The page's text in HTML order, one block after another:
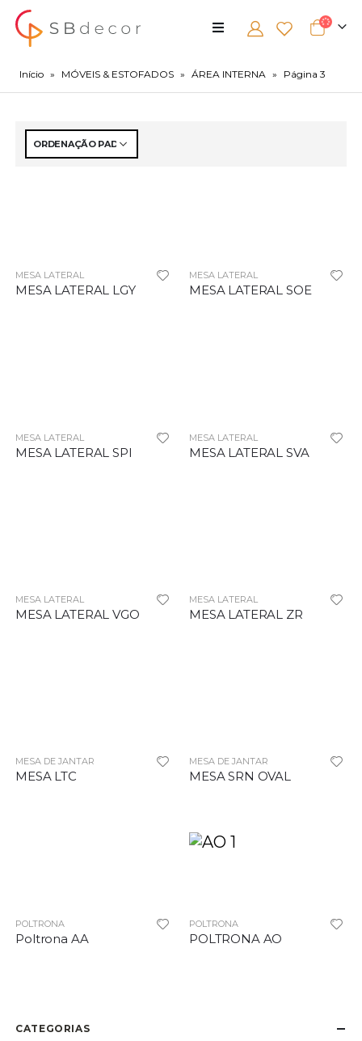
Início » MÓVEIS & ESTOFADOS » ÁREA INTERNA » Página 3
MESA LATERAL
MESA LATERAL LGY
MESA LATERAL
MESA LATERAL SOE
MESA LATERAL
MESA LATERAL SPI
MESA LATERAL
MESA LATERAL SVA
MESA LATERAL
MESA LATERAL VGO
MESA LATERAL
MESA LATERAL ZR
MESA DE JANTAR
MESA LTC
MESA DE JANTAR
MESA SRN OVAL
POLTRONA
Poltrona AA
POLTRONA
POLTRONA AO
CATEGORIAS